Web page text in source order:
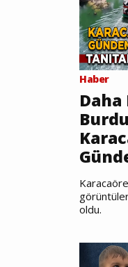
Haber
oldu.